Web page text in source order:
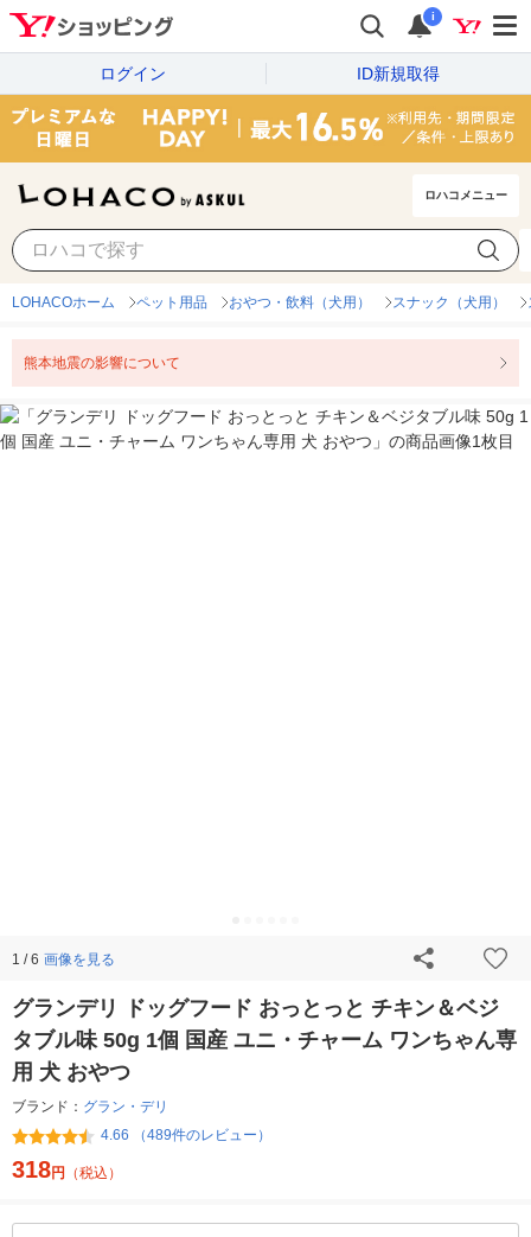
i
ログイン ID新規取得
ロハコメニュー
LOHACOホーム ペット用品 おやつ・飲料（犬用） スナック（犬用）
熊本地震の影響について
1 / 6 画像を見る
グランデリ ドッグフード おっとっと チキン＆ベジ
タブル味 50g 1個 国産 ユニ・チャーム ワンちゃん専
用 犬 おやつ
ブランド： グラン・デリ
4.66 （489件のレビュー）
318円 （税込）